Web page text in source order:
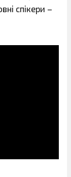
спікери –